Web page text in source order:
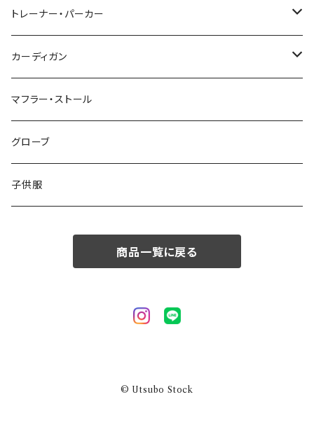
48/L
50/XL～
46/M
48/L
50/XL～
～44/S
46/M
48/L
50/XL～
トレーナー・パーカー
～44/S
46/M
48/L
50/XL～
カーディガン
～44/S
46/M
48/L
マフラー・ストール
グローブ
子供服
商品一覧に戻る
© Utsubo Stock